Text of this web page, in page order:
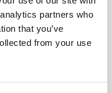
partners who
that you’ve
from your use
integritetspolicy